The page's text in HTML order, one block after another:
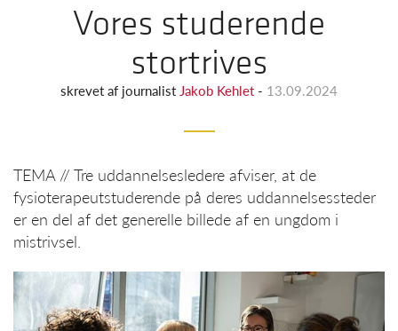
Vores studerende
stortrives
skrevet af journalist Jakob Kehlet - 13.09.2024
TEMA // Tre uddannelsesledere afviser, at de
fysioterapeutstuderende på deres uddannelsessteder
er en del af det generelle billede af en ungdom i
mistrivsel.